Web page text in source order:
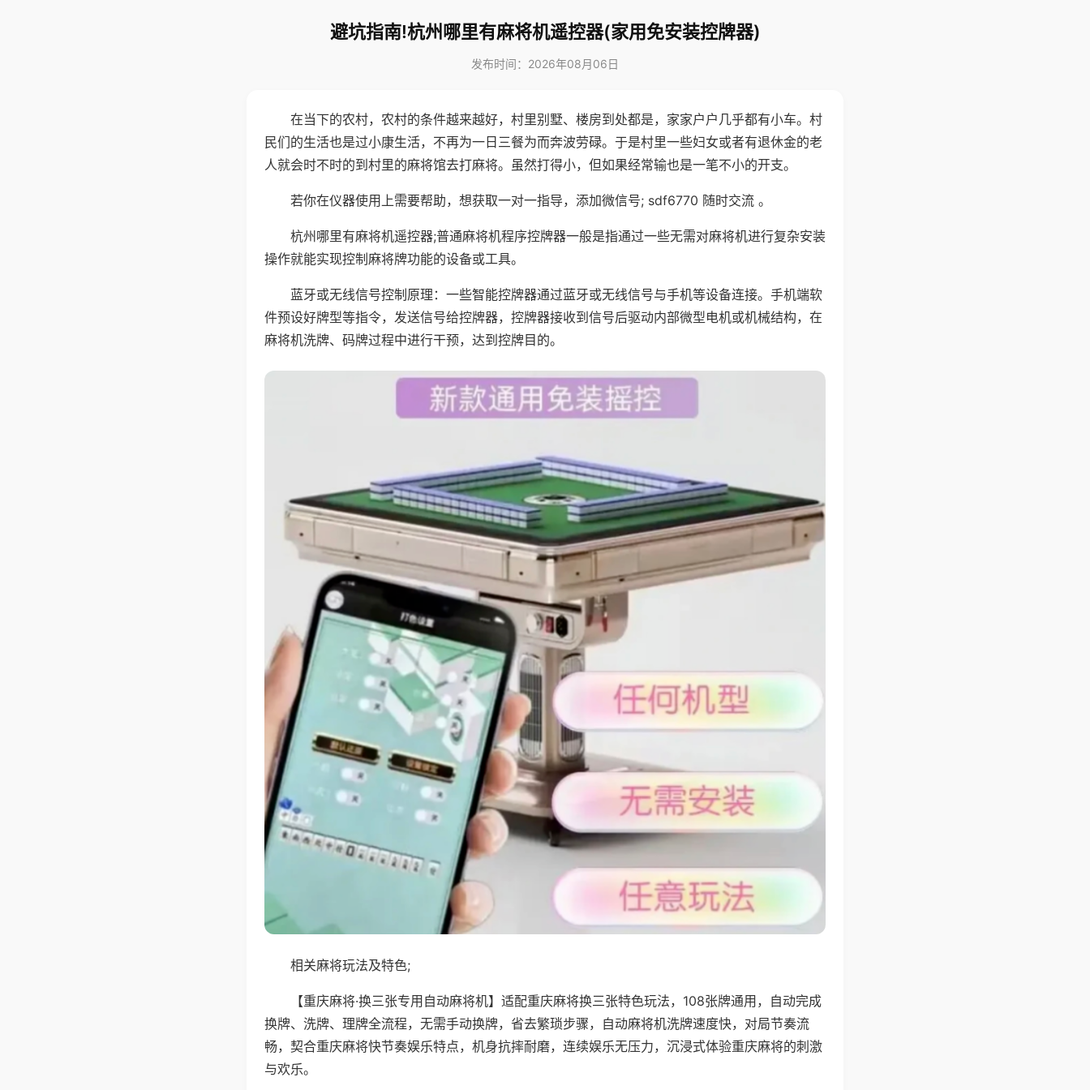
避坑指南!杭州哪里有麻将机遥控器(家用免安装控牌器)
发布时间：2026年08月06日
在当下的农村，农村的条件越来越好，村里别墅、楼房到处都是，家家户户几乎都有小车。村
民们的生活也是过小康生活，不再为一日三餐为而奔波劳碌。于是村里一些妇女或者有退休金的老
人就会时不时的到村里的麻将馆去打麻将。虽然打得小，但如果经常输也是一笔不小的开支。
若你在仪器使用上需要帮助，想获取一对一指导，添加微信号; sdf6770 随时交流 。
杭州哪里有麻将机遥控器;普通麻将机程序控牌器一般是指通过一些无需对麻将机进行复杂安装
操作就能实现控制麻将牌功能的设备或工具。
蓝牙或无线信号控制原理：一些智能控牌器通过蓝牙或无线信号与手机等设备连接。手机端软
件预设好牌型等指令，发送信号给控牌器，控牌器接收到信号后驱动内部微型电机或机械结构，在
麻将机洗牌、码牌过程中进行干预，达到控牌目的。
相关麻将玩法及特色;
【重庆麻将·换三张专用自动麻将机】适配重庆麻将换三张特色玩法，108张牌通用，自动完成
换牌、洗牌、理牌全流程，无需手动换牌，省去繁琐步骤，自动麻将机洗牌速度快，对局节奏流
畅，契合重庆麻将快节奏娱乐特点，机身抗摔耐磨，连续娱乐无压力，沉浸式体验重庆麻将的刺激
与欢乐。